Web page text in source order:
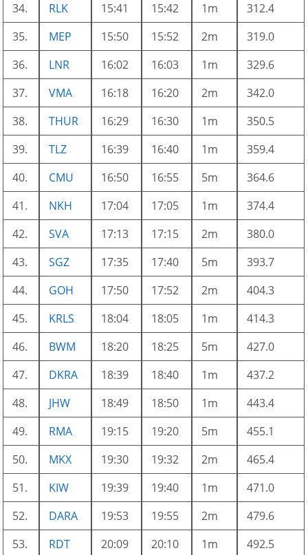
34.
RLK 15:41 15:42 1m
312.4
35.
MEP 15:50 15:52 2m
319.0
36.
LNR 16:02 16:03 1m
329.6
37.
VMA 16:18 16:20 2m
342.0
38.
THUR 16:29 16:30 1m
350.5
39.
TLZ 16:39 16:40 1m
359.4
40.
CMU 16:50 16:55 5m
364.6
41.
NKH 17:04 17:05 1m
374.4
42.
SVA 17:13 17:15 2m
380.0
43.
SGZ 17:35 17:40 5m
393.7
44.
GOH 17:50 17:52 2m
404.3
45.
KRLS 18:04 18:05 1m
414.3
46.
BWM 18:20 18:25 5m
427.0
47.
DKRA 18:39 18:40 1m
437.2
48.
JHW 18:49 18:50 1m
443.4
49.
RMA 19:15 19:20 5m
455.1
50.
MKX 19:30 19:32 2m
465.4
51.
KIW 19:39 19:40 1m
471.0
52.
DARA 19:53 19:55 2m
479.6
53.
RDT 20:09 20:10 1m 492.5